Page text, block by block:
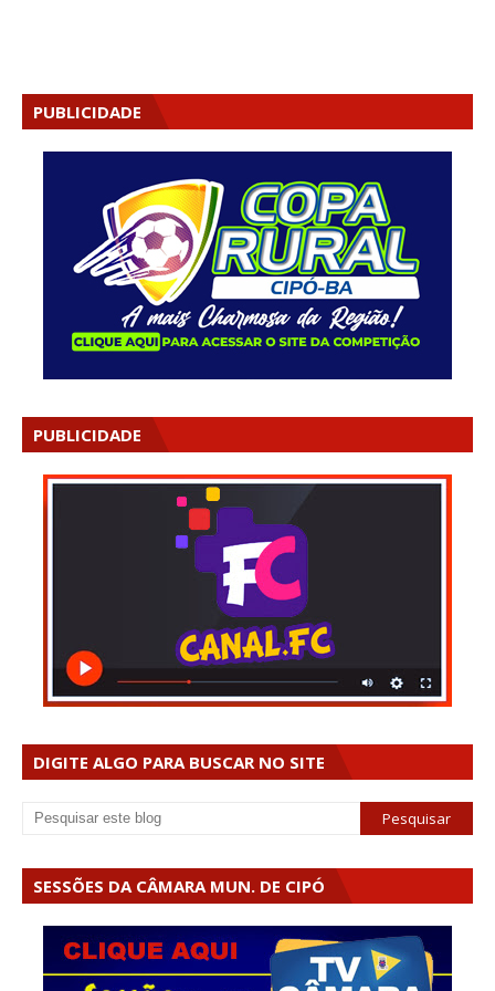
PUBLICIDADE
PUBLICIDADE
DIGITE ALGO PARA BUSCAR NO SITE
SESSÕES DA CÂMARA MUN. DE CIPÓ